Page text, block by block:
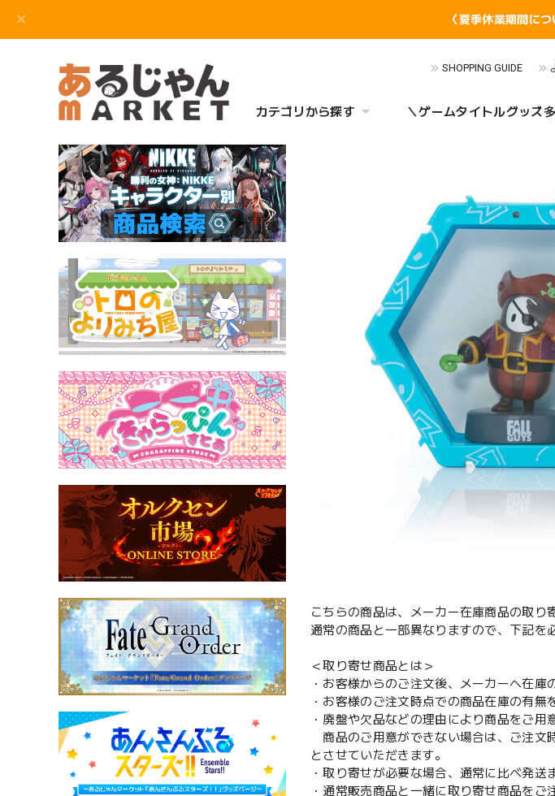
〈夏季休業期間に
SHOPPING GUIDE
カテゴリから探す ＼ゲームタイトルグッズ
こちらの商品は、メーカー在庫商品の取り
通常の商品と一部異なりますので、下記を
＜取り寄せ商品とは＞
・お客様からのご注文後、メーカーへ在
・お客様のご注文時点での商品在庫の有無
・廃盤や欠品などの理由により商品をご
商品のご用意ができない場合は、ご注文
とさせていただきます。
・取り寄せが必要な場合、通常に比べ発送
・通常販売商品と一緒に取り寄せ商品をご